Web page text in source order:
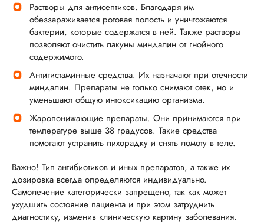
Растворы для антисептиков. Благодаря им
обеззараживается ротовая полость и уничтожаются
бактерии, которые содержатся в ней. Также растворы
позволяют очистить лакуны миндалин от гнойного
содержимого.
Антигистаминные средства. Их назначают при отечности
миндалин. Препараты не только снимают отек, но и
уменьшают общую интоксикацию организма.
Жаропонижающие препараты. Они принимаются при
температуре выше 38 градусов. Такие средства
помогают устранить лихорадку и снять ломоту в теле.
Важно! Тип антибиотиков и иных препаратов, а также их
дозировка всегда определяются индивидуально.
Самолечение категорически запрещено, так как может
ухудшить состояние пациента и при этом затруднить
диагностику, изменив клиническую картину заболевания.